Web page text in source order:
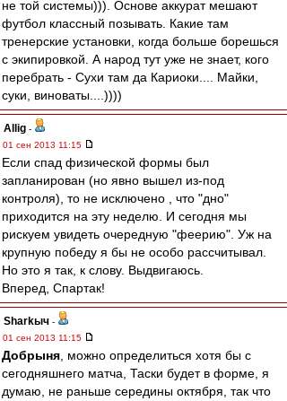
не той системы))). Основе аккурат мешают
футбол классный позывать. Какие там
тренерские установки, когда больше борешься
с экипировкой. А народ тут уже не знает, кого
перебрать - Сухи там да Кариоки.... Майки,
суки, виноваты....))))
Allig -
01 сен 2013 11:15
Если спад физической формы был
запланирован (но явно вышел из-под
контроля), то не исключено , что "дно"
приходится на эту неделю. И сегодня мы
рискуем увидеть очередную "феерию". Уж на
крупную победу я бы не особо рассчитывал.
Но это я так, к слову. Выдвигаюсь.
Вперед, Спартак!
Sharkыч -
01 сен 2013 11:15
Добрыня , можно определиться хотя бы с
сегодняшнего матча, Таски будет в форме, я
думаю, не раньше середины октября, так что